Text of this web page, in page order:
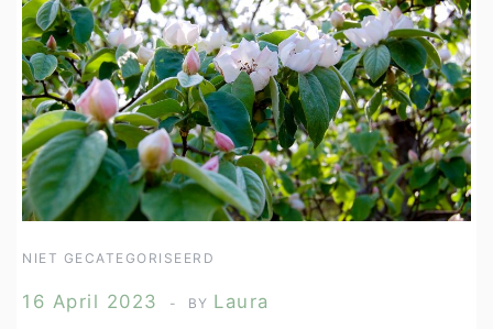
NIET GECATEGORISEERD
16 April 2023 BY Laura